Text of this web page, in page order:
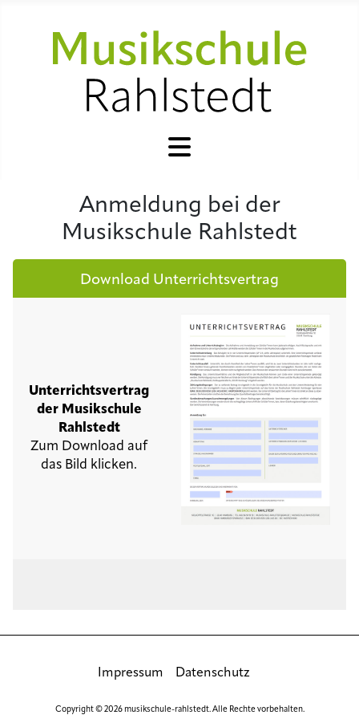
Anmeldung bei der
Musikschule Rahlstedt
Download Unterrichtsvertrag
Unterrichtsvertrag
der Musikschule
Rahlstedt
Zum Download auf
das Bild klicken.
Impressum Datenschutz
Copyright © 2026 musikschule-rahlstedt. Alle Rechte vorbehalten.